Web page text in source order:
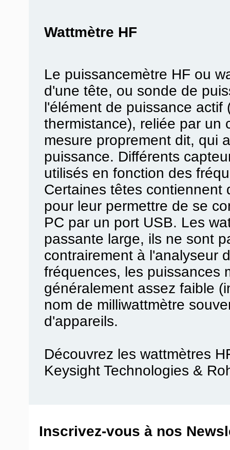
Wattmètre HF
Le puissancemètre HF ou
d'une tête, ou sonde de
l'élément de puissance actif
thermistance), reliée par un
mesure proprement dit, qui
puissance. Différents
utilisés en fonction des
Certaines têtes contiennent
pour leur permettre de se
PC par un port USB. Les
passante large, ils ne sont
contrairement à l'analyseur
fréquences, les puissances
généralement assez faible
nom de milliwattmètre
d'appareils.
Découvrez les wattmètres
Keysight Technologies &
Inscrivez-vous à nos